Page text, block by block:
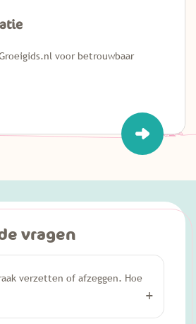
voor betrouwbaar
vragen
verzetten of afzeggen. Hoe